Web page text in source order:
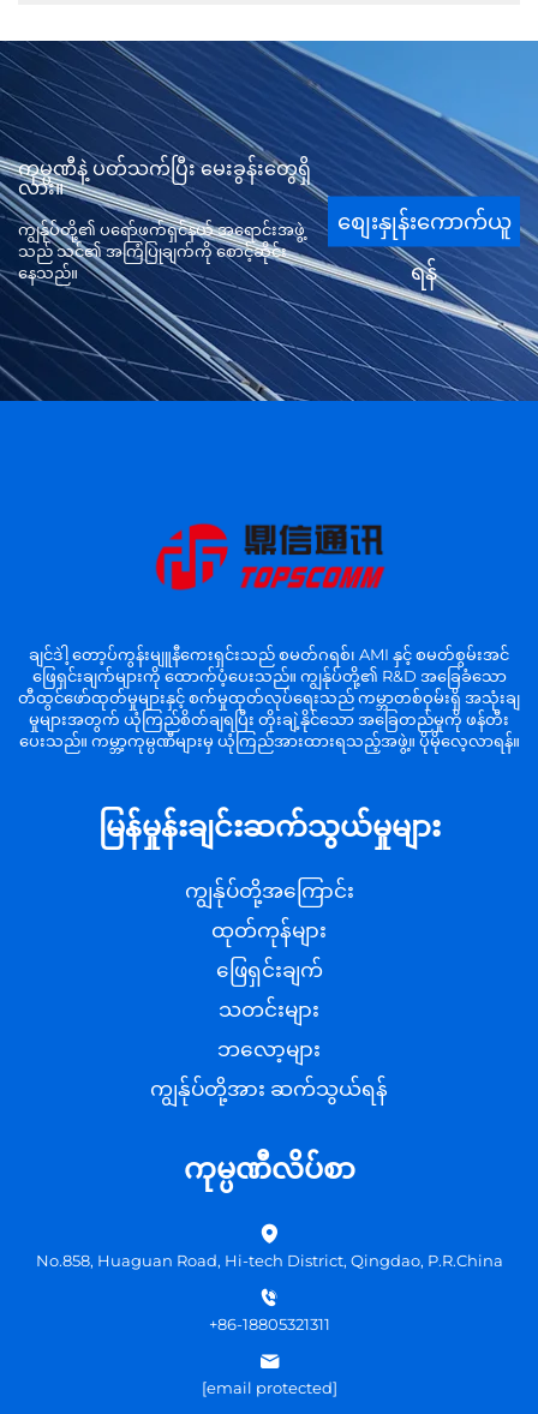
ကုမ္ပဏီနဲ့ ပတ်သက်ပြီး မေးခွန်းတွေရှိ
လား။
ကျွန်ုပ်တို့၏ ပရော်ဖက်ရှင်နယ် အရောင်းအဖွဲ့
သည် သင်၏ အကြံပြုချက်ကို စောင့်ဆိုင်း
နေသည်။
စျေးနှုန်းကောက်ယူ
ရန်
ချင်ဒဲါ့ တော့ပ်ကွန်းမျူနီကေးရှင်းသည် စမတ်ဂရစ်၊ AMI နှင့် စမတ်စွမ်းအင်
ဖြေရှင်းချက်များကို ထောက်ပံ့ပေးသည်။ ကျွန်ုပ်တို့၏ R&D အခြေခံသော
တီထွင်ဖော်ထုတ်မှုများနှင့် စက်မှုထုတ်လုပ်ရေးသည် ကမ္ဘာတစ်ဝှမ်းရှိ အသုံးချ
မှုများအတွက် ယုံကြည်စိတ်ချရပြီး တိုးချဲ့နိုင်သော အခြေတည်မှုကို ဖန်တီး
ပေးသည်။ ကမ္ဘာ့ကုမ္ပဏီများမှ ယုံကြည်အားထားရသည့်အဖွဲ့။ ပိုမိုလေ့လာရန်။
မြန်မှုန်းချင်းဆက်သွယ်မှုများ
ကျွန်ုပ်တို့အကြောင်း
ထုတ်ကုန်များ
ဖြေရှင်းချက်
သတင်းများ
ဘလော့များ
ကျွန်ုပ်တို့အား ဆက်သွယ်ရန်
ကုမ္ပဏီလိပ်စာ
No.858, Huaguan Road, Hi-tech District, Qingdao, P.R.China
+86-18805321311
[email protected]